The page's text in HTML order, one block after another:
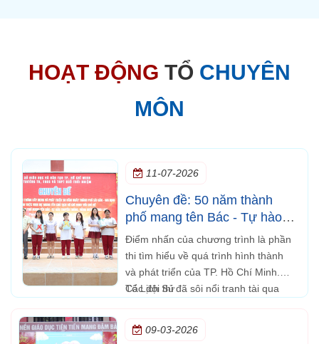
HOẠT ĐỘNG TỔ CHUYÊN
MÔN
11-07-2026
Chuyên đề: 50 năm thành
phố mang tên Bác - Tự hào
truyền thống, vững bước
tương lai
Điểm nhấn của chương trình là phần
thi tìm hiểu về quá trình hình thành
và phát triển của TP. Hồ Chí Minh.
Các đội thi đã sôi nổi tranh tài qua
thành phố.
Tổ Lịch Sử
09-03-2026